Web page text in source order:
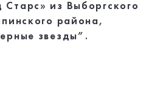
из Выборгского
района,
звезды”.